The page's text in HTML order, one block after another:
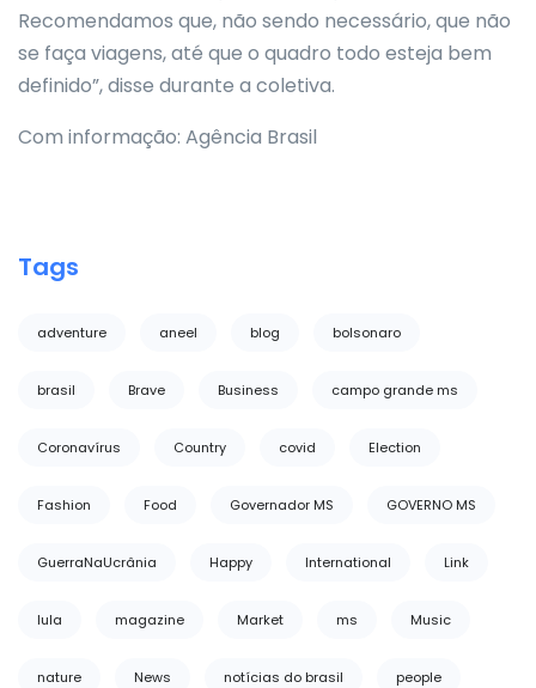
Recomendamos que, não sendo necessário, que não
se faça viagens, até que o quadro todo esteja bem
definido”, disse durante a coletiva.
Com informação: Agência Brasil
Tags
adventure aneel blog bolsonaro
brasil Brave Business campo grande ms
Coronavírus Country covid Election
Fashion Food Governador MS GOVERNO MS
GuerraNaUcrânia Happy International Link
lula magazine Market ms Music
nature News notícias do brasil people